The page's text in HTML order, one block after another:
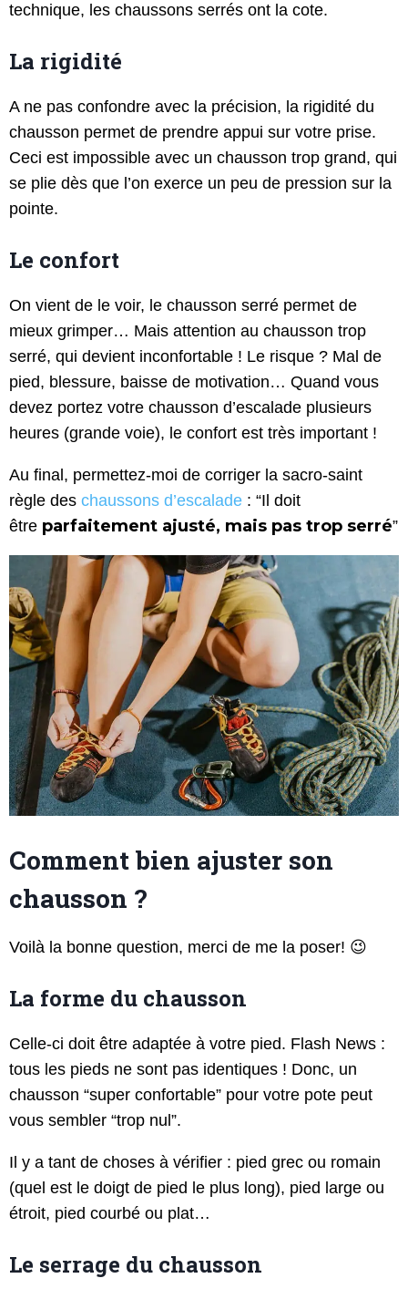
technique, les chaussons serrés ont la cote.
La rigidité
A ne pas confondre avec la précision, la rigidité du
chausson permet de prendre appui sur votre prise.
Ceci est impossible avec un chausson trop grand, qui
se plie dès que l’on exerce un peu de pression sur la
pointe.
Le confort
On vient de le voir, le chausson serré permet de
mieux grimper… Mais attention au chausson trop
serré, qui devient inconfortable ! Le risque ? Mal de
pied, blessure, baisse de motivation… Quand vous
devez portez votre chausson d’escalade plusieurs
heures (grande voie), le confort est très important !
Au final, permettez-moi de corriger la sacro-saint
règle des chaussons d’escalade : “Il doit
être parfaitement ajusté, mais pas trop serré”
Comment bien ajuster son
chausson ?
Voilà la bonne question, merci de me la poser! 😉
La forme du chausson
Celle-ci doit être adaptée à votre pied. Flash News :
tous les pieds ne sont pas identiques ! Donc, un
chausson “super confortable” pour votre pote peut
vous sembler “trop nul”.
Il y a tant de choses à vérifier : pied grec ou romain
(quel est le doigt de pied le plus long), pied large ou
étroit, pied courbé ou plat…
Le serrage du chausson